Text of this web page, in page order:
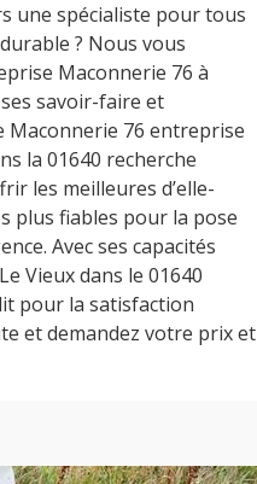
une spécialiste pour tous
? Nous vous
Maconnerie 76 à
ses savoir-faire et
Maconnerie 76 entreprise
la 01640 recherche
les meilleures d’elle-
plus fiables pour la pose
Avec ses capacités
Vieux dans le 01640
pour la satisfaction
et demandez votre prix et